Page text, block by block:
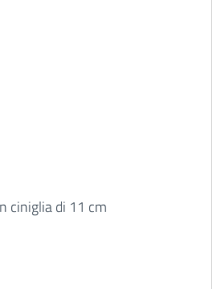
ciniglia di 11 cm